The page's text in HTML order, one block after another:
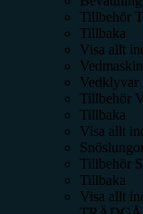
Tillbehör
Tillbaka
Visa allt
Vedklyvar
Tillbehör
Tillbaka
Visa allt
Tillbehör
Tillbaka
Visa allt